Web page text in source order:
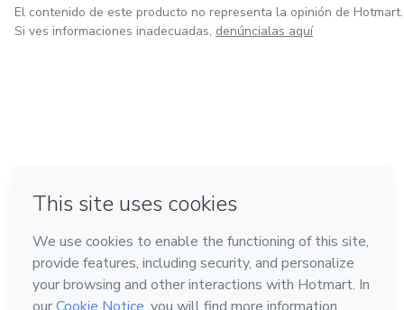
El contenido de este producto no representa la opinión de Hotmart.
Si ves informaciones inadecuadas, denúncialas aquí
Hecho con❤ en Belo Horizonte
Conoce Hotmart